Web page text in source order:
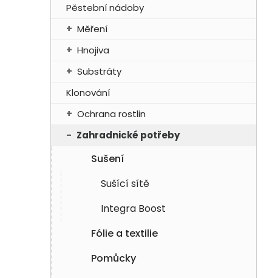
Pěstební nádoby
Měření
Hnojiva
Substráty
Klonování
Ochrana rostlin
Zahradnické potřeby
Sušení
Sušící sítě
Integra Boost
Fólie a textilie
Pomůcky